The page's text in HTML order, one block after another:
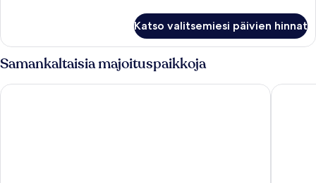
Work
Wi-
Fi
Bed
Non-
Smoking
Standard
Room
Katso valitsemiesi päivien hinnat
Samankaltaisia majoituspaikkoja
Hotel Ullensvang Eidfjord